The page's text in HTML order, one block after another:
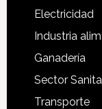
Electricidad
Industria
Ganadería
Sector
Transporte